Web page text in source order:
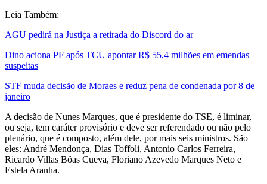
Leia Também:
AGU pedirá na Justiça a retirada do Discord do ar
Dino aciona PF após TCU apontar R$ 55,4 milhões em emendas
suspeitas
STF muda decisão de Moraes e reduz pena de condenada por 8 de
janeiro
A decisão de Nunes Marques, que é presidente do TSE, é liminar,
ou seja, tem caráter provisório e deve ser referendado ou não pelo
plenário, que é composto, além dele, por mais seis ministros. São
eles: André Mendonça, Dias Toffoli, Antonio Carlos Ferreira,
Ricardo Villas Bôas Cueva, Floriano Azevedo Marques Neto e
Estela Aranha.